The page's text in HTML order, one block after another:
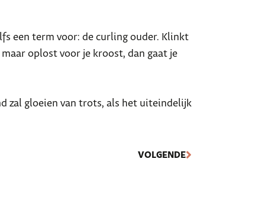
een term voor: de curling ouder. Klinkt
oplost voor je kroost, dan gaat je
zal gloeien van trots, als het uiteindelijk
VOLGENDE